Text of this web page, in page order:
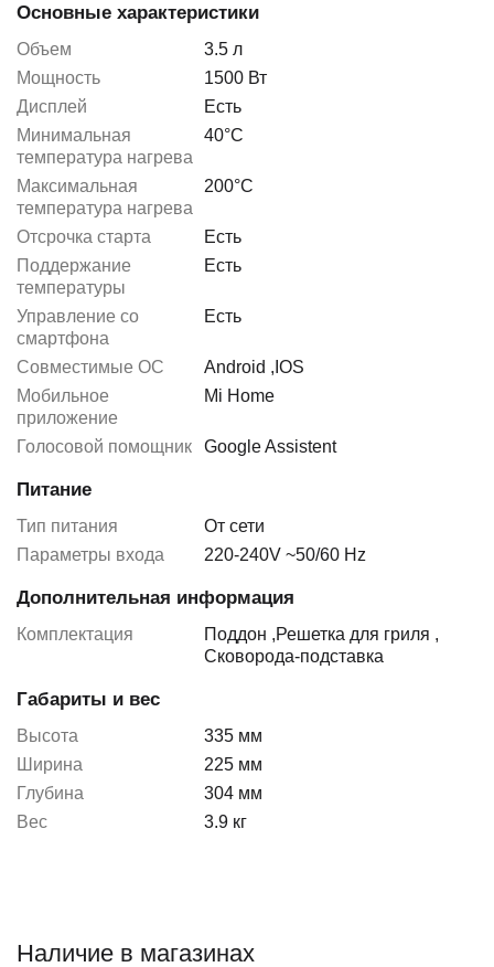
Основные характеристики
Объем
3.5 л
Мощность
1500 Вт
Дисплей
Есть
Минимальная
температура нагрева
40°C
Максимальная
температура нагрева
200°C
Отсрочка старта
Есть
Поддержание
температуры
Есть
Управление со
смартфона
Есть
Совместимые ОС Android , IOS
Мобильное
приложение
Mi Home
Голосовой помощник Google Assistent
Питание
Тип питания
От сети
Параметры входа
220-240V ~50/60 Hz
Дополнительная информация
Комплектация Поддон ,Решетка для гриля ,
Сковорода-подставка
Габариты и вес
Высота
335 мм
Ширина
225 мм
Глубина
304 мм
Вес
3.9 кг
Наличие в магазинах